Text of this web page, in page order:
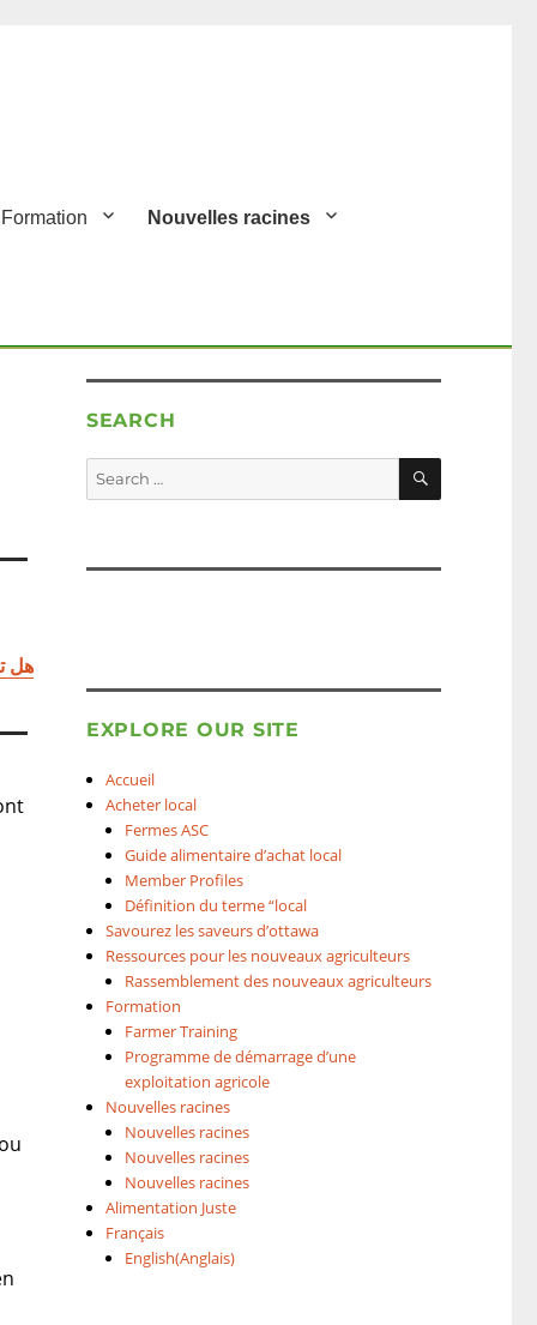
Formation Nouvelles racines
هل
SEARCH
Search
for:
SEARCH
EXPLORE OUR SITE
Accueil
Acheter local
Fermes ASC
Guide alimentaire d’achat local
Member Profiles
Définition du terme “local
Savourez les saveurs d’ottawa
Ressources pour les nouveaux agriculteurs
Rassemblement des nouveaux agriculteurs
Formation
Farmer Training
Programme de démarrage d’une
exploitation agricole
Nouvelles racines
Nouvelles racines
Nouvelles racines
Nouvelles racines
Alimentation Juste
Français
English(Anglais)